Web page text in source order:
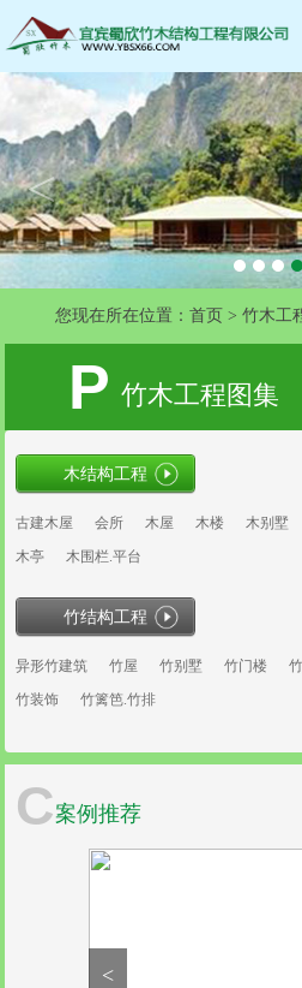
服务热线：13890913666
<
您现在所在位置： 首页 > 竹木工
P 竹木工程图集
木结构工程
古建木屋 会所 木屋 木楼 木别墅
木亭
木围栏.平台
竹结构工程
异形竹建筑 竹屋 竹别墅 竹门楼
竹装饰
竹篱笆.竹排
C案例推荐
<